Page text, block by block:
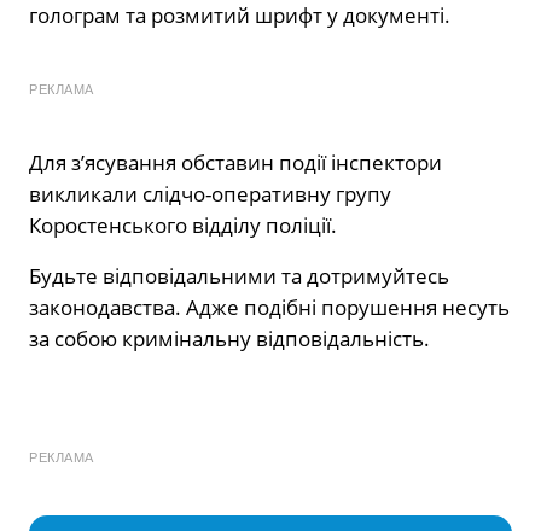
голограм та розмитий шрифт у документі.
РЕКЛАМА
Для з’ясування обставин події інспектори
викликали слідчо-оперативну групу
Коростенського відділу поліції.
Будьте відповідальними та дотримуйтесь
законодавства. Адже подібні порушення несуть
за собою кримінальну відповідальність.
РЕКЛАМА